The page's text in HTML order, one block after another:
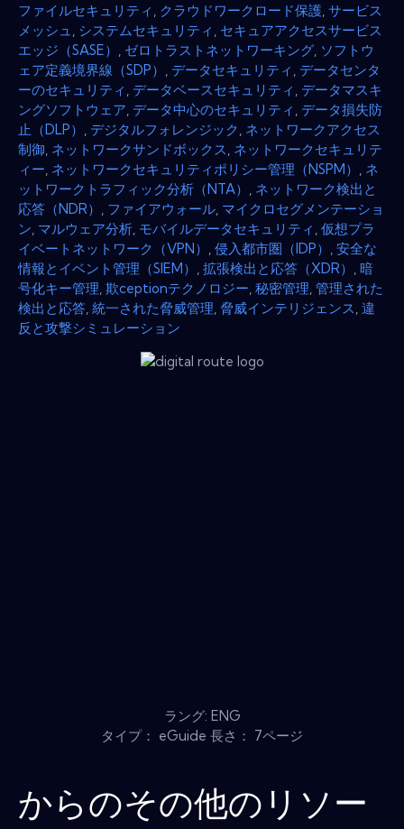
ファイルセキュリティ
クラウドワークロード保護 サービス
メッシュ
システムセキュリティ セキュアアクセスサービス
エッジ（SASE）
ゼロトラストネットワーキング ソフトウ
ェア定義境界線（SDP）
データセキュリティ データセンタ
ーのセキュリティ データベースセキュリティ データマスキ
ングソフトウェア データ中心のセキュリティ データ損失防
止（DLP）
デジタルフォレンジック ネットワークアクセス
制御 ネットワークサンドボックス ネットワークセキュリテ
ィー ネットワークセキュリティポリシー管理（NSPM）
ネ
ットワークトラフィック分析（NTA）
ネットワーク検出と
応答（NDR）
ファイアウォール マイクロセグメンテーショ
ン マルウェア分析 モバイルデータセキュリティ 仮想プラ
イベートネットワーク（VPN）
侵入都市圏（IDP）
安全な
情報とイベント管理（SIEM）
拡張検出と応答（XDR）
暗
号化キー管理 欺ceptionテクノロジー 秘密管理 管理された
検出と応答 統一された脅威管理 脅威インテリジェンス 違
反と攻撃シミュレーション
ラング: ENG
タイプ： eGuide 長さ： 7ページ
からのその他のリソー